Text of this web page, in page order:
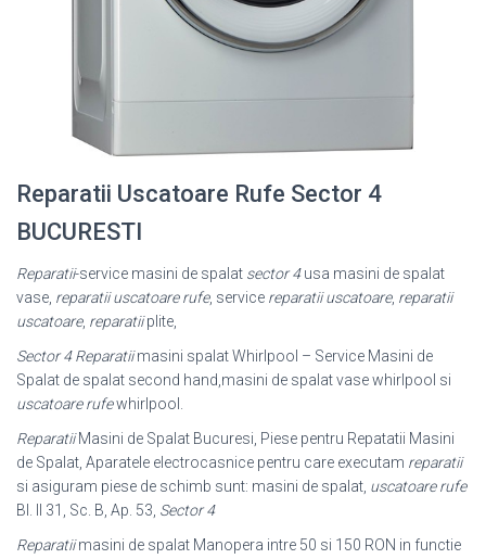
Reparatii Uscatoare Rufe Sector 4
BUCURESTI
Reparatii-service masini de spalat sector 4usa masini de spalat
vase, reparatii uscatoare rufe, service reparatii uscatoare, reparatii
uscatoare, reparatiiplite,
Sector 4 Reparatiimasini spalat Whirlpool – Service Masini de
Spalat de spalat second hand,masini de spalat vase whirlpool si
uscatoare rufewhirlpool.
ReparatiiMasini de Spalat Bucuresi, Piese pentru Repatatii Masini
de Spalat, Aparatele electrocasnice pentru care executam reparatii
si asiguram piese de schimb sunt: masini de spalat, uscatoare rufe
Bl. II 31, Sc. B, Ap. 53, Sector 4
Reparatiimasini de spalat Manopera intre 50 si 150 RON in functie